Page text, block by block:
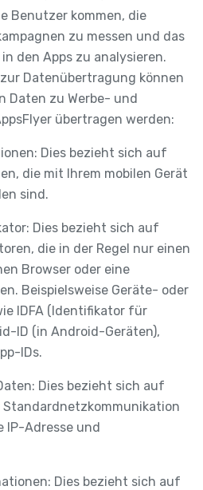
Benutzer kommen, die
zu messen und das
den Apps zu analysieren.
Datenübertragung können
Daten zu Werbe- und
übertragen werden:
Dies bezieht sich auf
die mit Ihrem mobilen Gerät
sind.
Dies bezieht sich auf
die in der Regel nur einen
Browser oder eine
Beispielsweise Geräte- oder
IDFA (Identifikator für
ID (in Android-Geräten),
IDs.
Dies bezieht sich auf
IP-Adresse und
Dies bezieht sich auf